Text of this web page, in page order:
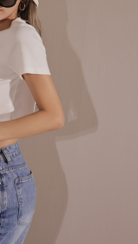
tidak lulus semakan, pesanan
terdapat situasi "pindah untuk
menunjukkan bahawa sistem
mengenai kandungan
】
dalam bil telekomunikasi,
SMS peringatan
bulanan.
bil, anda boleh memilih untuk
/ Kedai rasmi Taiwan
J街口 / iPASS MONEY" dan
"Taiwan Mobile Co., Ltd." untuk
atau perkhidmatan melalui
dan kedai akan menyerahkan hak
syarikat ini untuk membayar bil
pembayaran menggunakan
akan memberikan maklumat peribadi